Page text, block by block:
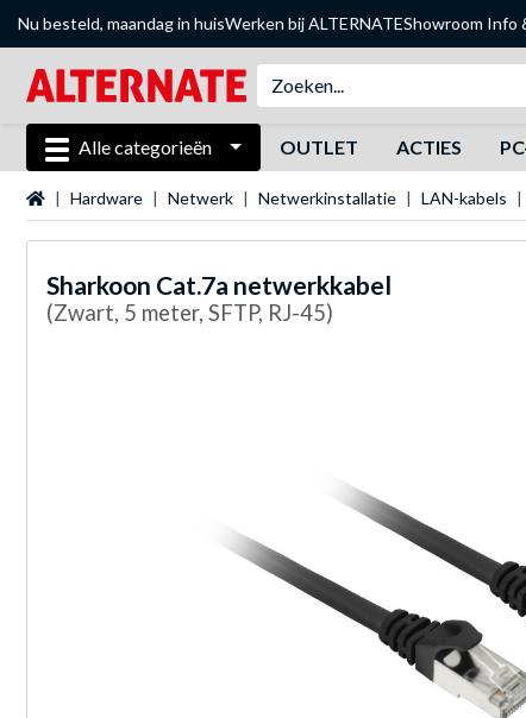
Nu besteld, maandag in huisWerken bij ALTERNATEShowroom Info
Alle categorieën OUTLET ACTIES
Startpagina
Hardware Netwerk Netwerkinstallatie LAN-kabels
Sharkoon Cat.7a netwerkkabel
(Zwart, 5 meter, SFTP, RJ-45)